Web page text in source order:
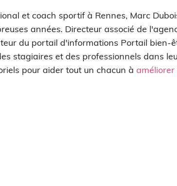
et coach sportif à Rennes, Marc
années. Directeur associé de
du portail d'informations Portail bien-
stagiaires et des professionnels dans
pour aider tout un chacun à